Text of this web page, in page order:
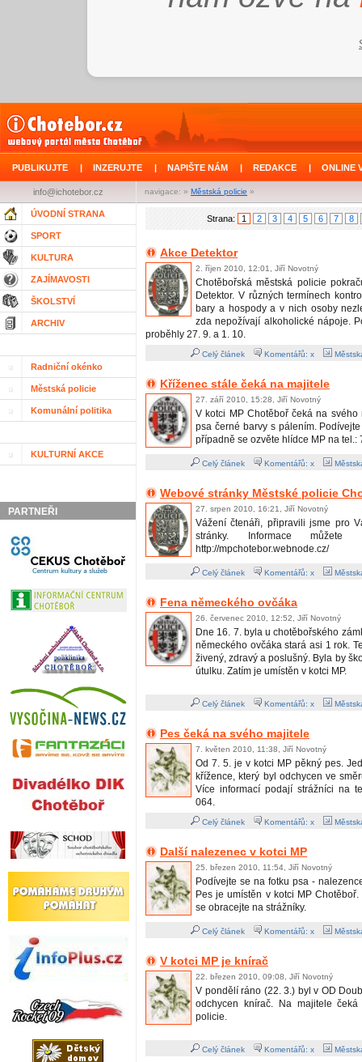
PUBLIKUJTE | INZERUJTE | NAPIŠTE NÁM | REDAKCE | ONLINE
navigace: » Městská policie »
info@ichotebor.cz
ÚVODNÍ STRANA
SPORT
KULTURA
ZAJÍMAVOSTI
ŠKOLSTVÍ
ARCHIV
Radniční okénko
Městská policie
Komunální politika
KULTURNÍ AKCE
PARTNEŘI
Strana: 1 2 3 4 5 6 7 8
Akce Detektor
2. říjen 2010, 12:01, Jiří Novotný
Chotěbořská městská policie
Detektor. V různých termínech
bary a hospody a v nich osoby
zda nepožívají alkoholické nápoje.
proběhly 27. 9. a 1. 10.
Celý článek Komentářů: x
Kříženec stále čeká na majitele
27. září 2010, 15:28, Jiří Novotný
V kotci MP Chotěboř čeká na svého
psa černé barvy s pálením.
případně se ozvěte hlídce MP na tel.:
Celý článek Komentářů: x
Webové stránky Městské policie
27. srpen 2010, 16:21, Jiří Novotný
Vážení čtenáři, připravili jsme pro
stránky. Informace můžete
http://mpchotebor.webnode.cz/
Celý článek Komentářů: x
Fena německého ovčáka
26. červenec 2010, 12:52, Jiří Novotný
Dne 16. 7. byla u chotěbořského
německého ovčáka stará asi 1 rok.
živený, zdravý a poslušný. Byla by
útulku. Zatím je umístěn v kotci MP.
Celý článek Komentářů: x
Pes čeká na svého majitele
7. květen 2010, 11:38, Jiří Novotný
Od 7. 5. je v kotci MP pěkný pes.
křížence, který byl odchycen ve
Více informací podají strážníci na
064.
Celý článek Komentářů: x
Další nalezenec v kotci MP
25. březen 2010, 11:54, Jiří Novotný
Podívejte se na fotku psa -
Pes je umístěn v kotci MP
se obracejte na strážníky.
Celý článek Komentářů: x
V kotci MP je knírač
22. březen 2010, 09:08, Jiří Novotný
V pondělí ráno (22. 3.) byl v OD
odchycen knírač. Na majitele
policie.
Celý článek Komentářů: x